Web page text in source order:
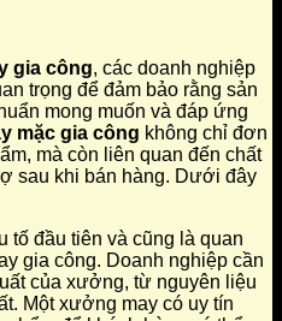
gia công, các doanh nghiệp
trọng để đảm bảo rằng sản
mong muốn và đáp ứng
mặc gia công không chỉ đơn
mà còn liên quan đến chất
sau khi bán hàng. Dưới đây
tố đầu tiên và cũng là quan
gia công. Doanh nghiệp cần
của xưởng, từ nguyên liệu
Một xưởng may có uy tín